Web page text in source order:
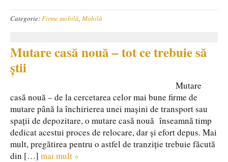
Categorie:Firme mobilă, Mobilă
Mutare casă nouă – tot ce trebuie să
știi
Mutare
casă nouă – de la cercetarea celor mai bune firme de
mutare până la închirierea unei mașini de transport sau
spații de depozitare, o mutare casă nouă înseamnă timp
dedicat acestui proces de relocare, dar și efort depus. Mai
mult, pregătirea pentru o astfel de tranziție trebuie făcută
din […] mai mult »